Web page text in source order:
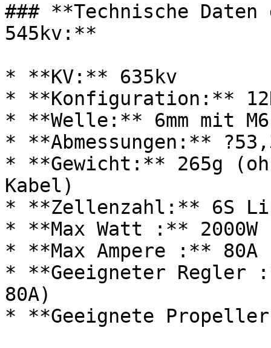
### **Technische
545kv:**
* **KV:** 635kv
* **Konfiguration:**
* **Welle:** 6mm mit M6
* **Abmessungen:**
* **Gewicht:** 265g
Kabel)
* **Zellenzahl:** 6S
* **Max Watt :** 2000W
* **Max Ampere :** 80A
* **Geeigneter Regler
80A)
* **Geeignete